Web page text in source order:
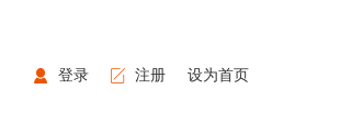
登录 注册 设为首页